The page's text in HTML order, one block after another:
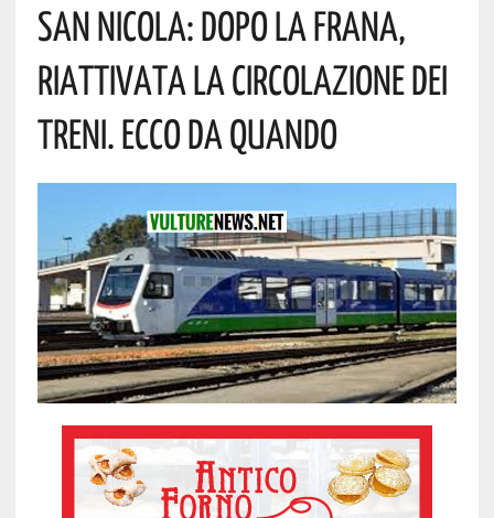
San Nicola: Dopo La Frana,
Riattivata La Circolazione Dei
Treni. Ecco Da Quando